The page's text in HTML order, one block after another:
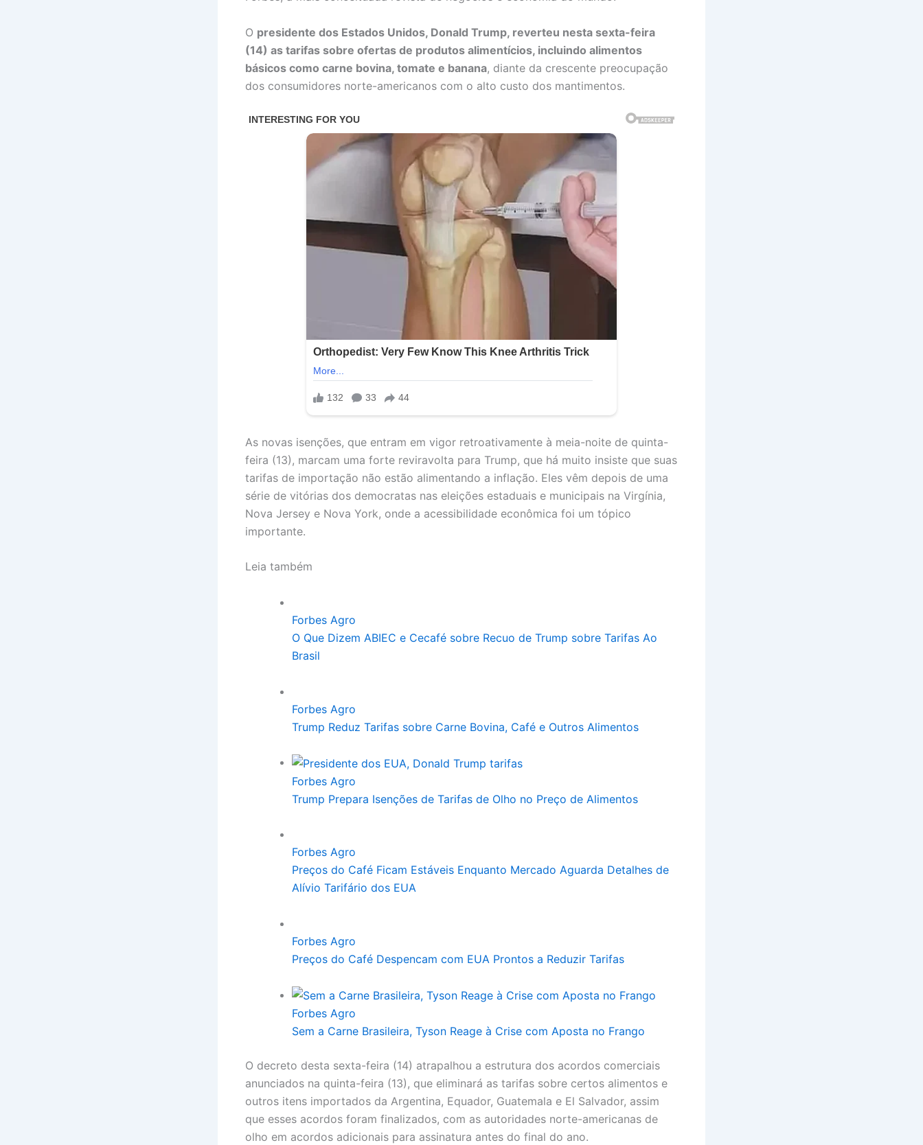
O presidente dos Estados Unidos, Donald Trump, reverteu nesta sexta-feira
(14) as tarifas sobre ofertas de produtos alimentícios, incluindo alimentos
básicos como carne bovina, tomate e banana, diante da crescente preocupação
dos consumidores norte-americanos com o alto custo dos mantimentos.
As novas isenções, que entram em vigor retroativamente à meia-noite de quinta-
feira (13), marcam uma forte reviravolta para Trump, que há muito insiste que suas
tarifas de importação não estão alimentando a inflação. Eles vêm depois de uma
série de vitórias dos democratas nas eleições estaduais e municipais na Virgínia,
Nova Jersey e Nova York, onde a acessibilidade econômica foi um tópico
importante.
Leia também
Forbes Agro
O Que Dizem ABIEC e Cecafé sobre Recuo de Trump sobre Tarifas Ao
Brasil
Forbes Agro
Trump Reduz Tarifas sobre Carne Bovina, Café e Outros Alimentos
Forbes Agro
Trump Prepara Isenções de Tarifas de Olho no Preço de Alimentos
Forbes Agro
Preços do Café Ficam Estáveis Enquanto Mercado Aguarda Detalhes de
Alívio Tarifário dos EUA
Forbes Agro
Preços do Café Despencam com EUA Prontos a Reduzir Tarifas
Forbes Agro
Sem a Carne Brasileira, Tyson Reage à Crise com Aposta no Frango
O decreto desta sexta-feira (14) atrapalhou a estrutura dos acordos comerciais
anunciados na quinta-feira (13), que eliminará as tarifas sobre certos alimentos e
outros itens importados da Argentina, Equador, Guatemala e El Salvador, assim
que esses acordos foram finalizados, com as autoridades norte-americanas de
olho em acordos adicionais para assinatura antes do final do ano.